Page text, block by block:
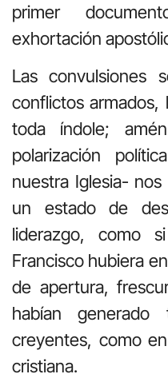
primer
exhortación
Las convulsiones
conflictos armados,
toda índole;
polarización
nuestra Iglesia-
un estado de
liderazgo, como
Francisco hubiera
de apertura,
habían generado
creyentes, como
cristiana.